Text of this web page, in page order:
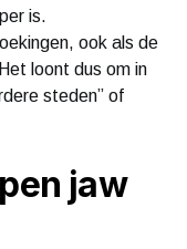
is.
ook als de
loont dus om in
steden” of
jaw